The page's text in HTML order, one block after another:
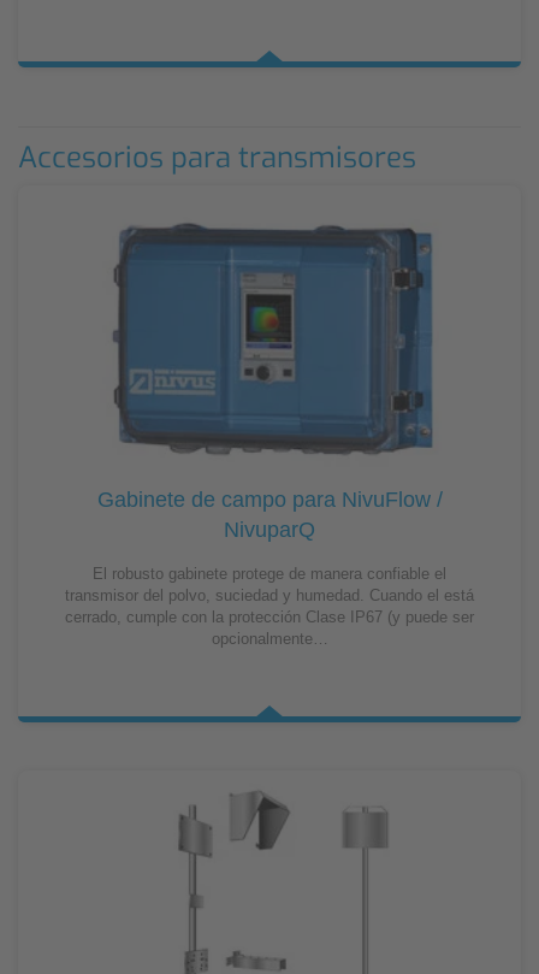
Accesorios para transmisores
Gabinete de campo para NivuFlow /
NivuparQ
El robusto gabinete protege de manera confiable el
transmisor del polvo, suciedad y humedad. Cuando el está
cerrado, cumple con la protección Clase IP67 (y puede ser
opcionalmente…